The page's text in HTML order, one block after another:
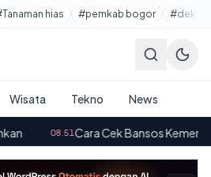
hias #pemkab bogor
Wisata Tekno News
Cek Bansos Kemensos Juni 2026 via